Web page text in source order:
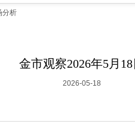
分析
金市观察2026年5月
2026-05-18